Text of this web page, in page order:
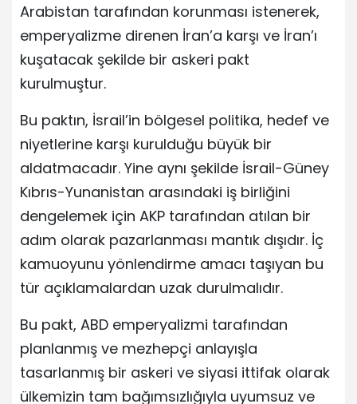
Arabistan tarafından korunması istenerek,
emperyalizme direnen İran’a karşı ve İran’ı
kuşatacak şekilde bir askeri pakt
kurulmuştur.
Bu paktın, İsrail’in bölgesel politika, hedef ve
niyetlerine karşı kurulduğu büyük bir
aldatmacadır. Yine aynı şekilde İsrail-Güney
Kıbrıs-Yunanistan arasındaki iş birliğini
dengelemek için AKP tarafından atılan bir
adım olarak pazarlanması mantık dışıdır. İç
kamuoyunu yönlendirme amacı taşıyan bu
tür açıklamalardan uzak durulmalıdır.
Bu pakt, ABD emperyalizmi tarafından
planlanmış ve mezhepçi anlayışla
tasarlanmış bir askeri ve siyasi ittifak olarak
ülkemizin tam bağımsızlığıyla uyumsuz ve